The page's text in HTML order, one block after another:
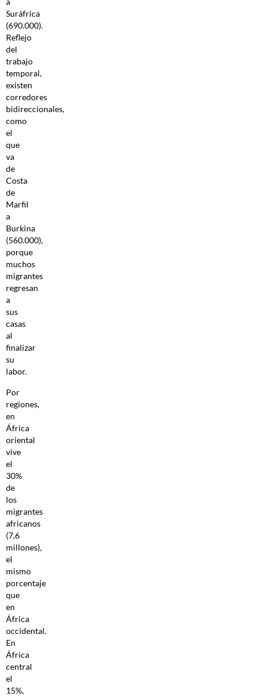
Suráfrica
(690.000).
Reflejo
del
trabajo
temporal,
existen
corredores
bidireccionales,
como
el
que
va
de
Costa
de
Marfil
a
Burkina
(560.000),
porque
muchos
migrantes
regresan
a
sus
casas
al
finalizar
su
labor.
Por
regiones,
en
África
oriental
vive
el
30%
de
los
migrantes
africanos
(7,6
millones),
el
mismo
porcentaje
que
en
África
occidental.
En
África
central
el
15%,